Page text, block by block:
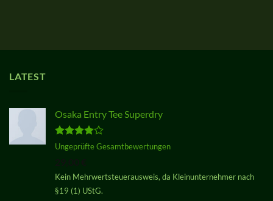
LATEST
Osaka Entry Tee Superdry
Bewertet
mit 4.00
Ungeprüfte Gesamtbewertungen
Kein Mehrwertsteuerausweis, da Kleinunternehmer nach
§19 (1) UStG.